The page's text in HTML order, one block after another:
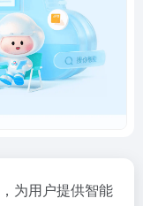
，为用户提供智能